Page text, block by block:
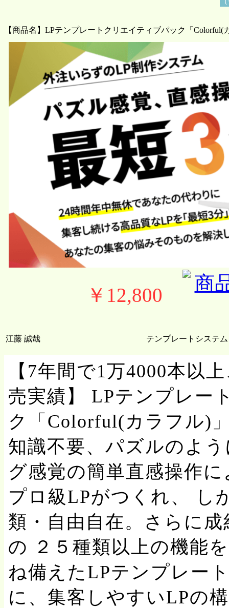
【商品名】LPテンプレートクリエイティブパック「Colorful(
￥12,800
江藤 誠哉 テンプレートシステ
【7年間で1万4000本以
売実績】 LPテンプレー
ク「Colorful(カラフル)
知識不要、パズルのよ
グ感覚の簡単直感操作
プロ級LPがつくれ、 し
類・自由自在。さらに
の ２５種類以上の機能
ね備えたLPテンプレー
に、集客しやすいLPの